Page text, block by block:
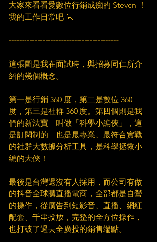
大家來看看愛數位行銷成痴的 Steven ！
我的工作日常吧 🏃
┄┄┄┄┄┄┄┄┄┄┄┄┄┄
這張圖是我在面試時，與招募同仁所介
紹的幾個概念。
第一是行銷 360 度，第二是數位 360
度，第三是社群 360 度。第四個則是我
們的新法寶，叫做「科學小編俠」，這
是訂閱制的，也是最專業、最符合實戰
的社群大數據分析工具，是科學拯救小
編的大俠！
最後是台灣還沒有人採用，而公司有做
的抖音全球購直播電商，全部都是自營
的操作，從廣告到短影音、直播、網紅
配套、千串投放，完整的全方位操作，
也打破了過去全廣投的銷售端點。